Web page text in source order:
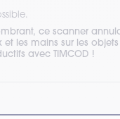
ce scanner
et les mains sur les
avec TIMCOD !